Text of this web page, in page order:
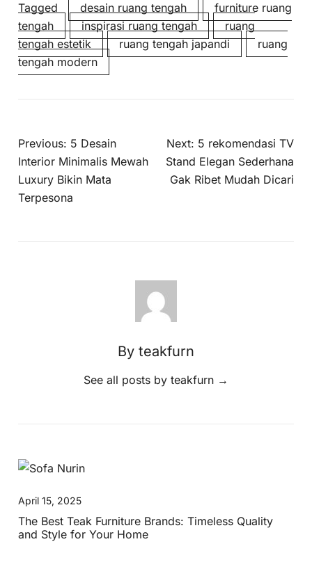
Tagged desain ruang tengah
furniture ruang
tengah
inspirasi ruang tengah
ruang
tengah estetik
ruang tengah japandi
ruang
tengah modern
Previous: 5 Desain
Interior Minimalis Mewah
Luxury Bikin Mata
Terpesona
Next: 5 rekomendasi TV
Stand Elegan Sederhana
Gak Ribet Mudah Dicari
By teakfurn
See all posts by teakfurn →
April 15, 2025
The Best Teak Furniture Brands: Timeless Quality
and Style for Your Home